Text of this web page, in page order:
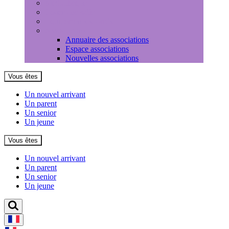
Annuaire des associations
Espace associations
Nouvelles associations
Vous êtes
Un nouvel arrivant
Un parent
Un senior
Un jeune
Vous êtes
Un nouvel arrivant
Un parent
Un senior
Un jeune